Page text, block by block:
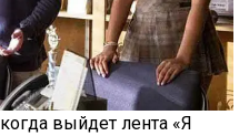
выйдет лента «Я